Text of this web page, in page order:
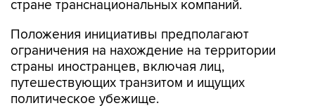
стране транснациональных компаний.
Положения инициативы предполагают
ограничения на нахождение на территории
страны иностранцев, включая лиц,
путешествующих транзитом и ищущих
политическое убежище.